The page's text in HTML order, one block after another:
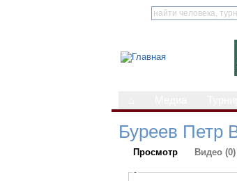
Буреев Петр
Просмотр Видео (0)
-